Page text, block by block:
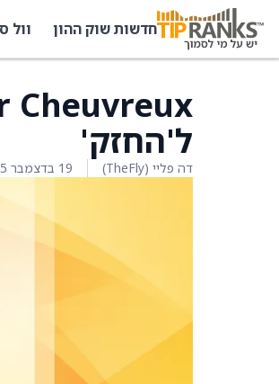
חדשות שוק ההון וול
ל'החזק'
דה פליי (TheFly) 19 בדצמבר 2025